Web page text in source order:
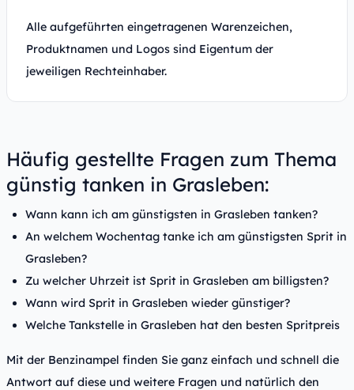
Alle aufgeführten eingetragenen Warenzeichen,
Produktnamen und Logos sind Eigentum der
jeweiligen Rechteinhaber.
Häufig gestellte Fragen zum Thema
günstig tanken in Grasleben:
Wann kann ich am günstigsten in Grasleben tanken?
An welchem Wochentag tanke ich am günstigsten Sprit in
Grasleben?
Zu welcher Uhrzeit ist Sprit in Grasleben am billigsten?
Wann wird Sprit in Grasleben wieder günstiger?
Welche Tankstelle in Grasleben hat den besten Spritpreis
Mit der Benzinampel finden Sie ganz einfach und schnell die
Antwort auf diese und weitere Fragen und natürlich den